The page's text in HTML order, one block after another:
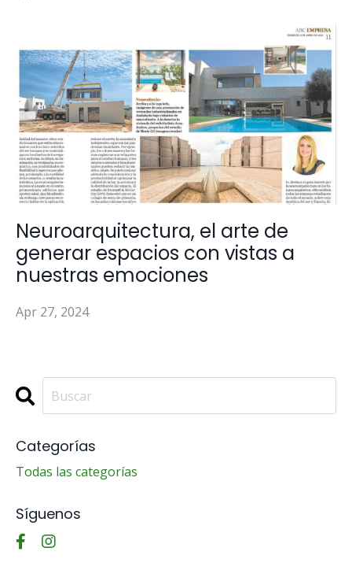
Neuroarquitectura, el arte de
generar espacios con vistas a
nuestras emociones
Apr 27, 2024
Categorías
Todas las categorías
Síguenos